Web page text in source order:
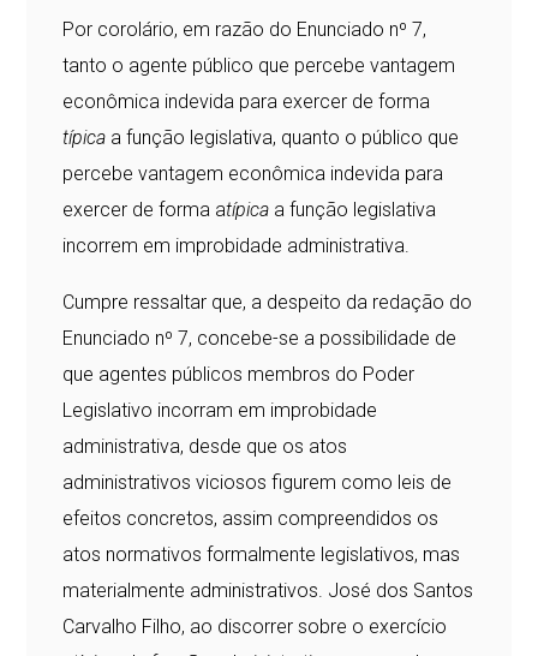
Por corolário, em razão do Enunciado nº 7,
tanto o agente público que percebe vantagem
econômica indevida para exercer de forma
típica a função legislativa, quanto o público que
percebe vantagem econômica indevida para
exercer de forma atípica a função legislativa
incorrem em improbidade administrativa.
Cumpre ressaltar que, a despeito da redação do
Enunciado nº 7, concebe-se a possibilidade de
que agentes públicos membros do Poder
Legislativo incorram em improbidade
administrativa, desde que os atos
administrativos viciosos figurem como leis de
efeitos concretos, assim compreendidos os
atos normativos formalmente legislativos, mas
materialmente administrativos. José dos Santos
Carvalho Filho, ao discorrer sobre o exercício